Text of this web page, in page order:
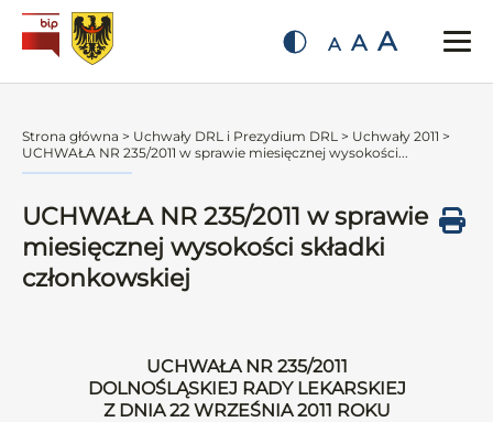
A A A
Strona główna > Uchwały DRL i Prezydium DRL > Uchwały 2011 >
UCHWAŁA NR 235/2011 w sprawie miesięcznej wysokości...
UCHWAŁA NR 235/2011 w sprawie
miesięcznej wysokości składki
członkowskiej
UCHWAŁA NR 235/2011
DOLNOŚLĄSKIEJ RADY LEKARSKIEJ
Z DNIA 22 WRZEŚNIA 2011 ROKU